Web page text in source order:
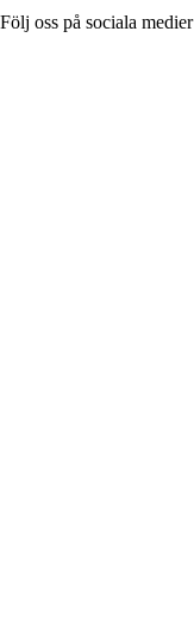
Följ oss på sociala medier